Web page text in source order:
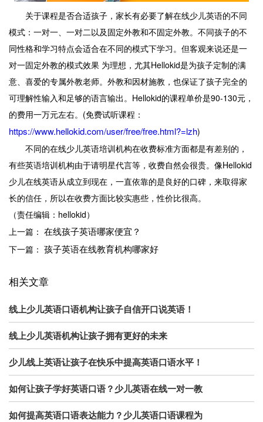
关于课程是否合适孩子，家长有必要了解在线少儿英语的不同
模式：一对一、一对二以及固定外教和不固定外教。不同孩子的不
同性格和学习特点会适合在不同的模式下学习。但客观来说还是一
对一固定外教的模式效果 为理想，尤其Hellokid是为孩子定制的满
意、喜爱的专属外教老师。外教和因材施教，也保证了孩子完全的
可理解性输入和足够的语言输出。Hellokid的课程单价是90-130元，
的费用一万元左右。(免费试听课程：
https://www.hellokid.com/user/free/free.html?=lzh)
不同的在线少儿英语培训机构在收费标准方面都是有差别的，
有些英语培训机构由于请明星代言等，收费自然会很贵。像Hellokid
少儿在线英语从成立到现在，一直依靠的是良好的口碑，来取得家
长的信任，所以在收费方面比较实惠些，性价比很高。
（责任编辑：hellokid）
上一篇： 在线孩子英语哪家便宜？
下一篇： 孩子英语在线教育机构哪家好
相关文章
线上少儿英语口语机构让孩子自信开口说英语！
线上少儿英语机构让孩子拥有更好的未来
少儿线上英语让孩子在快乐中提高英语口语水平！
如何让孩子学好英语口语？少儿英语在线一对一教
如何提高英语口语表达能力？少儿英语口语课程为